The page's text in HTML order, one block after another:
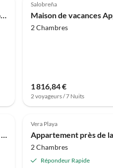
Appartement à Roquetas proche plage
Salobreña
2 Chambres
1 816,84 €
2 voyageurs / 7 Nuits
Appartement Terrasse en Bord de Plage
4.0 (1)
Vera Playa
2 Chambres
Répondeur Rapide